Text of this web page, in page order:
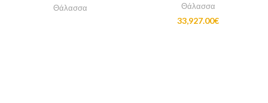
Θάλασσα Θάλασσα
33,927.00€